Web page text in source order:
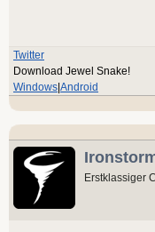
Twitter
Download Jewel Snake!
Windows|Android
Erstklassiger